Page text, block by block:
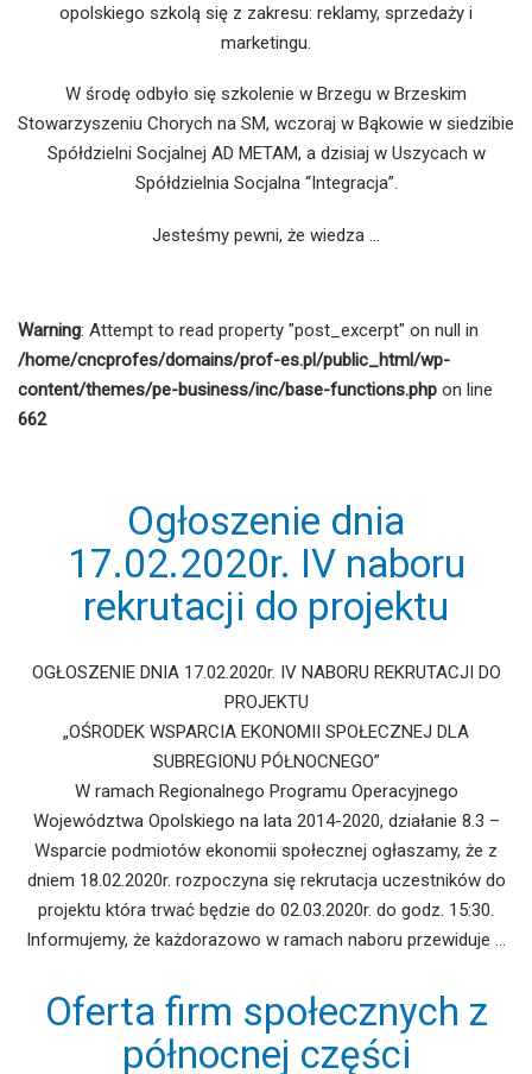
opolskiego szkolą się z zakresu: reklamy, sprzedaży i
marketingu.
W środę odbyło się szkolenie w Brzegu w Brzeskim
Stowarzyszeniu Chorych na SM, wczoraj w Bąkowie w siedzibie
Spółdzielni Socjalnej AD METAM, a dzisiaj w Uszycach w
Spółdzielnia Socjalna “Integracja”.
Jesteśmy pewni, że wiedza …
Warning: Attempt to read property "post_excerpt" on null in
/home/cncprofes/domains/prof-es.pl/public_html/wp-
content/themes/pe-business/inc/base-functions.php on line
662
Ogłoszenie dnia
17.02.2020r. IV naboru
rekrutacji do projektu
OGŁOSZENIE DNIA 17.02.2020r. IV NABORU REKRUTACJI DO
PROJEKTU
„OŚRODEK WSPARCIA EKONOMII SPOŁECZNEJ DLA
SUBREGIONU PÓŁNOCNEGO”
W ramach Regionalnego Programu Operacyjnego
Województwa Opolskiego na lata 2014-2020, działanie 8.3 –
Wsparcie podmiotów ekonomii społecznej ogłaszamy, że z
dniem 18.02.2020r. rozpoczyna się rekrutacja uczestników do
projektu która trwać będzie do 02.03.2020r. do godz. 15:30.
Informujemy, że każdorazowo w ramach naboru przewiduje …
Oferta firm społecznych z
północnej części